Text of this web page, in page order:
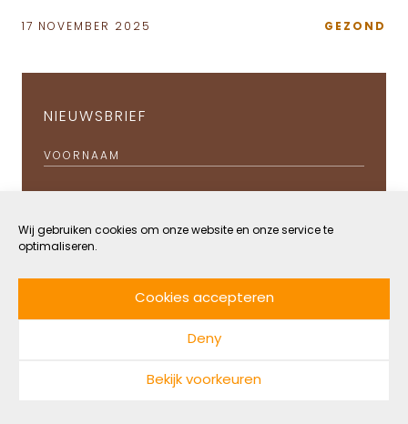
Wij gebruiken cookies om onze website en onze service te
optimaliseren.
Cookies accepteren
Deny
Bekijk voorkeuren
17 NOVEMBER 2025 GEZOND
NIEUWSBRIEF
VOORNAAM
IK GA AKKOORD MET HETPRIVACYBELEID